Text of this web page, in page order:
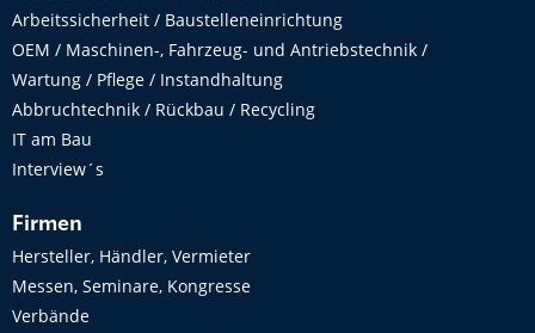
Arbeitssicherheit / Baustelleneinrichtung
OEM / Maschinen-, Fahrzeug- und Antriebstechnik /
Wartung / Pflege / Instandhaltung
Abbruchtechnik / Rückbau / Recycling
IT am Bau
Interview´s
Firmen
Hersteller, Händler, Vermieter
Messen, Seminare, Kongresse
Verbände